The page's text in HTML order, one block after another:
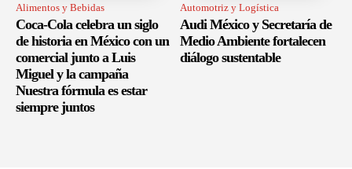
Alimentos y Bebidas
Coca-Cola celebra un siglo
de historia en México con un
comercial junto a Luis
Miguel y la campaña
Nuestra fórmula es estar
siempre juntos
Automotriz y Logística
Audi México y Secretaría de
Medio Ambiente fortalecen
diálogo sustentable